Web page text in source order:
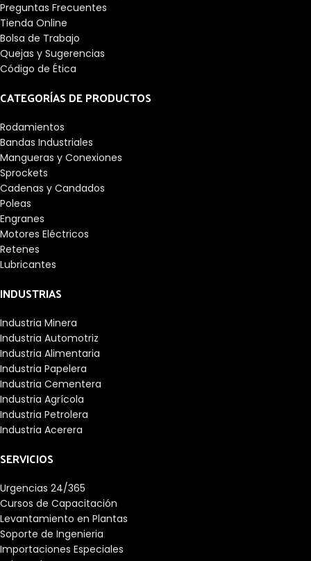
Preguntas Frecuentes
Tienda Online
Bolsa de Trabajo
Quejas y Sugerencias
Código de Ética
CATEGORÍAS DE PRODUCTOS
Rodamientos
Bandas Industriales
Mangueras y Conexiones
Sprockets
Cadenas y Candados
Poleas
Engranes
Motores Eléctricos
Retenes
Lubricantes
INDUSTRIAS
Industria Minera
Industria Automotriz
Industria Alimentaria
Industria Papelera
Industria Cementera
Industria Agrícola
Industria Petrolera
Industria Acerera
SERVICIOS
Urgencias 24/365
Cursos de Capacitación
Levantamiento en Plantas
Soporte de Ingenieria
Importaciones Especiales